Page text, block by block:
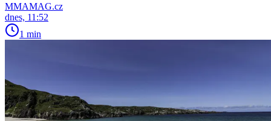
MMAMAG.cz
dnes, 11:52
1 min